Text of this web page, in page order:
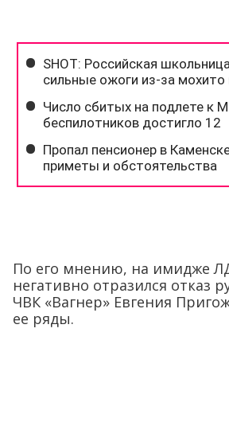
По его мнению, на имидже
негативно отразился отказ
ЧВК «Вагнер» Евгения
ее ряды.